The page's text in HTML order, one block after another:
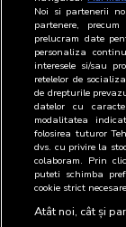
Departament
Difuzare
Publicitate
Noi si partenerii
partenere,
prelucram date
personaliza
interesele si/sau
retelelor de
de drepturile
datelor cu
modalitatea
folosirea tuturor
dvs. cu privire la
colaboram. Prin
puteti schimba
cookie strict
Atât noi, cât și